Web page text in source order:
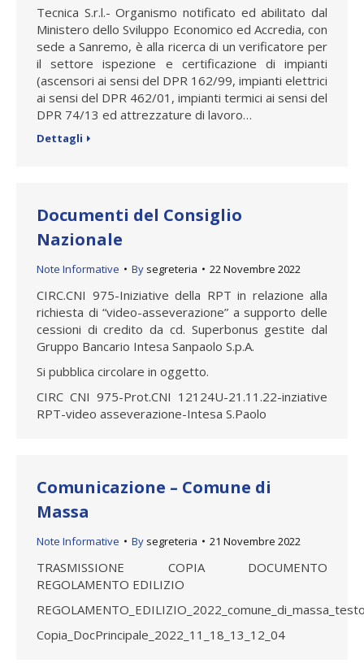
Tecnica S.r.l.- Organismo notificato ed abilitato dal
Ministero dello Sviluppo Economico ed Accredia, con
sede a Sanremo, è alla ricerca di un verificatore per
il settore ispezione e certificazione di impianti
(ascensori ai sensi del DPR 162/99, impianti elettrici
ai sensi del DPR 462/01, impianti termici ai sensi del
DPR 74/13 ed attrezzature di lavoro…
Dettagli
Documenti del Consiglio
Nazionale
Note Informative By segreteria 22 Novembre 2022
CIRC.CNI 975-Iniziative della RPT in relazione alla
richiesta di “video-asseverazione” a supporto delle
cessioni di credito da cd. Superbonus gestite dal
Gruppo Bancario Intesa Sanpaolo S.p.A.
Si pubblica circolare in oggetto.
CIRC CNI 975-Prot.CNI 12124U-21.11.22-inziative
RPT-video asseverazione-Intesa S.Paolo
Comunicazione – Comune di
Massa
Note Informative By segreteria 21 Novembre 2022
TRASMISSIONE COPIA DOCUMENTO
REGOLAMENTO EDILIZIO
Copia_DocPrincipale_2022_11_18_13_12_04